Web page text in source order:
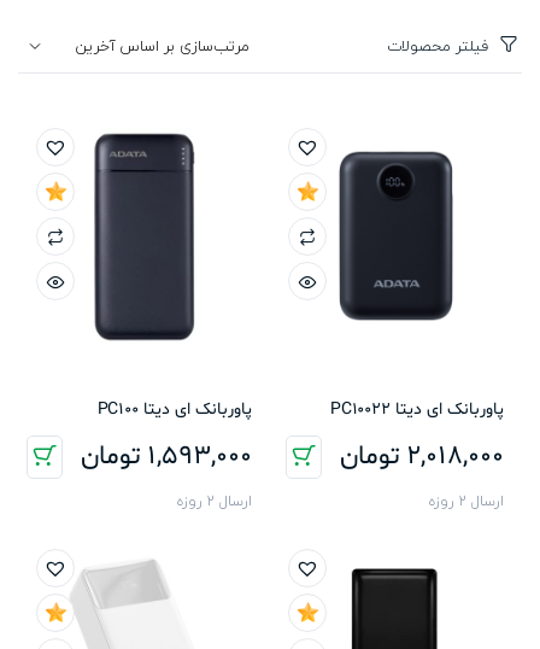
فیلتر محصولات
پاوربانک ای دیتا PC10022
2,018,000 تومان
ارسال 2 روزه
پاوربانک ای دیتا PC100
1,593,000 تومان
ارسال 2 روزه